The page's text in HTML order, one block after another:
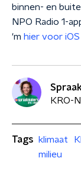
binnen- en
NPO Radio 1-
'm hier voor iOS
KRO-
Tags klimaat
milieu